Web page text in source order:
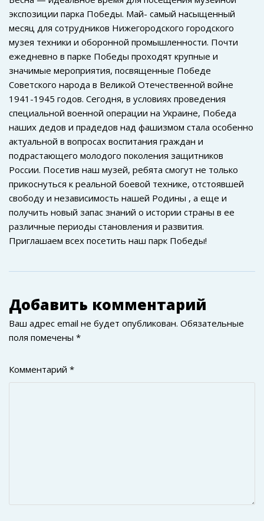
экспозиции парка Победы. Май- самый насыщенный
месяц для сотрудников Нижегородского городского
музея техники и оборонной промышленности. Почти
ежедневно в парке Победы проходят крупные и
значимые мероприятия, посвященные Победе
Советского народа в Великой Отечественной войне
1941-1945 годов. Сегодня, в условиях проведения
специальной военной операции на Украине, Победа
наших дедов и прадедов над фашизмом стала особенно
актуальной в вопросах воспитания граждан и
подрастающего молодого поколения защитников
России. Посетив наш музей, ребята смогут не только
прикоснуться к реальной боевой технике, отстоявшей
свободу и независимость нашей Родины , а еще и
получить новый запас знаний о истории страны в ее
различные периоды становления и развития.
Приглашаем всех посетить наш парк Победы!
Добавить комментарий
Ваш адрес email не будет опубликован. Обязательные
поля помечены *
Комментарий *